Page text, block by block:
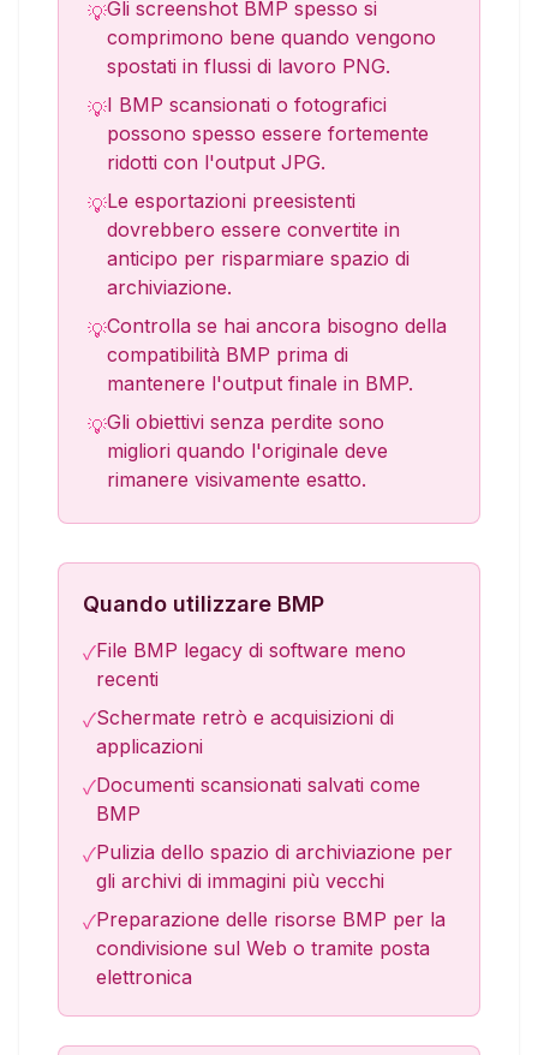
💡Gli screenshot BMP spesso si
comprimono bene quando vengono
spostati in flussi di lavoro PNG.
💡I BMP scansionati o fotografici
possono spesso essere fortemente
ridotti con l'output JPG.
💡Le esportazioni preesistenti
dovrebbero essere convertite in
anticipo per risparmiare spazio di
archiviazione.
💡Controlla se hai ancora bisogno della
compatibilità BMP prima di
mantenere l'output finale in BMP.
💡Gli obiettivi senza perdite sono
migliori quando l'originale deve
rimanere visivamente esatto.
Quando utilizzare BMP
✓File BMP legacy di software meno
recenti
✓Schermate retrò e acquisizioni di
applicazioni
✓Documenti scansionati salvati come
BMP
✓Pulizia dello spazio di archiviazione per
gli archivi di immagini più vecchi
✓Preparazione delle risorse BMP per la
condivisione sul Web o tramite posta
elettronica